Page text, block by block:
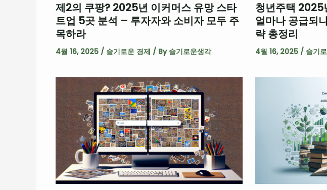
제2의 쿠팡? 2025년 이커머스 유망 스타
트업 5곳 분석 – 투자자와 소비자 모두 주
목하라
4월 16, 2025 / 슬기로운 경제 / By 슬기로운생각
청년주택 2025
얼마나 공급되
략 총정리
4월 16, 2025 / 슬기